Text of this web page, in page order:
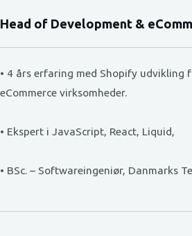
Head of Development &
• 4 års erfaring med Shopify udvikling
eCommerce virksomheder.
• Ekspert i JavaScript, React, Liquid,
• BSc. – Softwareingeniør, Danmarks